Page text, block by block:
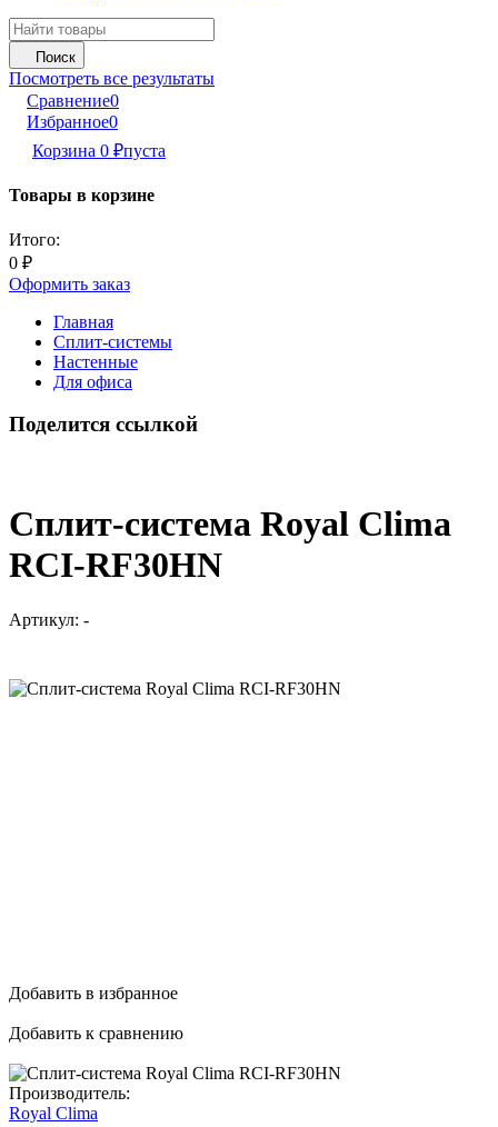
Поиск
Посмотреть все результаты
Сравнение0
Избранное0
Корзина 0 ₽пуста
Товары в корзине
Итого:
0 ₽
Оформить заказ
Главная
Сплит-системы
Настенные
Для офиса
Поделится ссылкой
Сплит-система Royal Clima
RCI-RF30HN
Артикул: -
Добавить в избранное
Добавить к сравнению
Производитель:
Royal Clima